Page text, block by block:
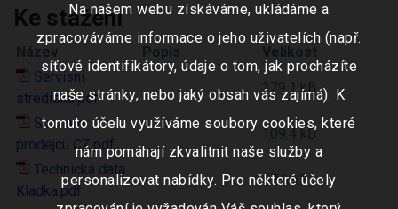
Ke stažení
Název Popis
Velikost
Servisni
strediska.pdf
279.1 kB
Seznam
prodejcu CZ.pdf
109.4 kB
Technická data
Kladka.pdf
57.6 kB
Na našem webu získáváme, ukládáme a
zpracováváme informace o jeho uživatelích (např.
síťové identifikátory, údaje o tom, jak procházíte
naše stránky, nebo jaký obsah vás zajímá). K
tomuto účelu využíváme soubory cookies, které
nám pomáhají zkvalitnit naše služby a
personalizovat nabídky. Pro některé účely